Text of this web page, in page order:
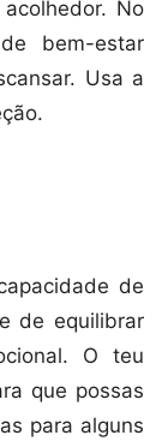
No
bem-estar
Usa a
de
de equilibrar
O teu
que possas
para alguns